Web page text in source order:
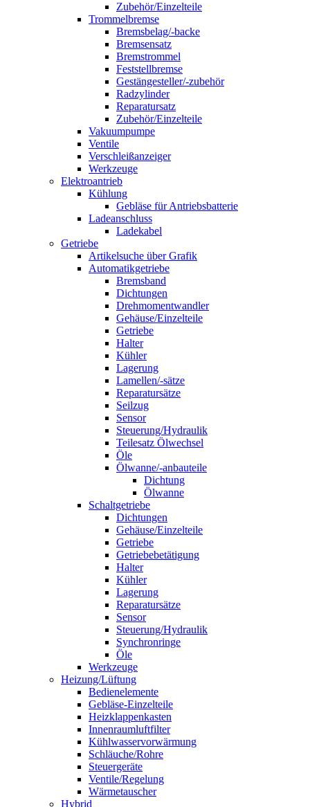
Zubehör/Einzelteile
Trommelbremse
Bremsbelag/-backe
Bremsensatz
Bremstrommel
Feststellbremse
Gestängesteller/-zubehör
Radzylinder
Reparatursatz
Zubehör/Einzelteile
Vakuumpumpe
Ventile
Verschleißanzeiger
Werkzeuge
Elektroantrieb
Kühlung
Gebläse für Antriebsbatterie
Ladeanschluss
Ladekabel
Getriebe
Artikelsuche über Grafik
Automatikgetriebe
Bremsband
Dichtungen
Drehmomentwandler
Gehäuse/Einzelteile
Getriebe
Halter
Kühler
Lagerung
Lamellen/-sätze
Reparatursätze
Seilzug
Sensor
Steuerung/Hydraulik
Teilesatz Ölwechsel
Öle
Ölwanne/-anbauteile
Dichtung
Ölwanne
Schaltgetriebe
Dichtungen
Gehäuse/Einzelteile
Getriebe
Getriebebetätigung
Halter
Kühler
Lagerung
Reparatursätze
Sensor
Steuerung/Hydraulik
Synchronringe
Öle
Werkzeuge
Heizung/Lüftung
Bedienelemente
Gebläse-Einzelteile
Heizklappenkasten
Innenraumluftfilter
Kühlwasservorwärmung
Schläuche/Rohre
Steuergeräte
Ventile/Regelung
Wärmetauscher
Hybrid